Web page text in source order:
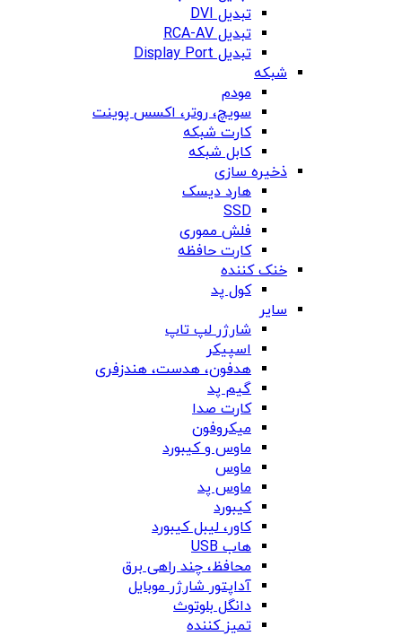
تبدیل DVI
تبدیل RCA-AV
تبدیل Display Port
شبکه
مودم
سویچ، روتر، اکسس پوینت
کارت شبکه
کابل شبکه
ذخیره سازی
هارد دیسک
SSD
فلش مموری
کارت حافظه
خنک کننده
کول پد
سایر
شارژر لپ تاپ
اسپیکر
هدفون، هدست، هندزفری
گیم پد
کارت صدا
میکروفون
ماوس و کیبورد
ماوس
ماوس پد
کیبورد
کاور، لیبل کیبورد
هاب USB
محافظ، چند راهی برق
آداپتور شارژر موبایل
دانگل بلوتوث
تمیز کننده